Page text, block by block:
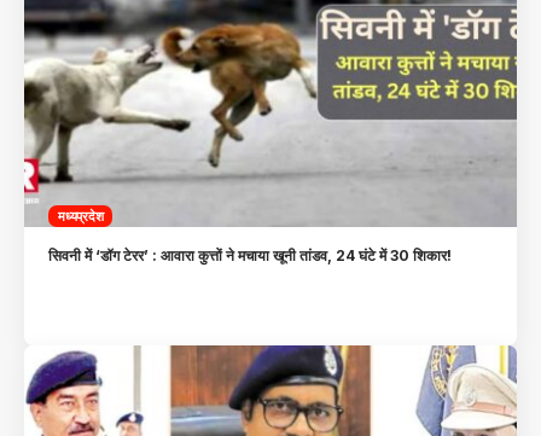
मध्यप्रदेश
सिवनी में ‘डॉग टेरर’ : आवारा कुत्तों ने मचाया खूनी तांडव, 24 घंटे में 30 शिकार!